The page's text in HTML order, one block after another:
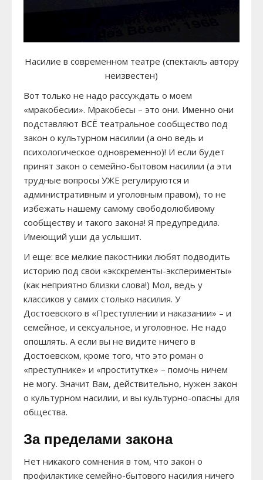
Насилие в современном театре (спектакль автору
неизвестен)
Вот только не надо рассуждать о моем
«мракобесии». Мракобесы – это они. Именно они
подставляют ВСЁ театральное сообщество под
закон о культурном насилии (а оно ведь и
психологическое одновременно)! И если будет
принят закон о семейно-бытовом насилии (а эти
трудные вопросы УЖЕ регулируются и
административным и уголовным правом), то не
избежать нашему самому свободолюбивому
сообществу и такого закона! Я предупредила.
Имеющий уши да услышит.
И еще: все мелкие пакостники любят подводить
историю под свои «экскременты-эксперименты»
(как неприятно близки слова!) Мол, ведь у
классиков у самих столько насилия. У
Достоевского в «Преступлении и наказании» – и
семейное, и сексуальное, и уголовное. Не надо
опошлять. А если вы не видите ничего в
Достоевском, кроме того, что это роман о
«преступнике» и «проститутке» – помочь ничем
не могу. Значит Вам, действительно, нужен закон
о культурном насилии, и вы культурно-опасны для
общества.
За пределами закона
Нет никакого сомнения в том, что закон о
профилактике семейно-бытового насилия ничего